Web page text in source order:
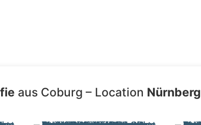
aus Coburg – Location Nürnberg